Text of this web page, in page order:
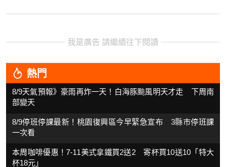
我是廣告 請繼續往下閱讀
熱門
8/9天氣預報》豪雨再炸一天！白海豚颱風明天才走 下周南
部變天
8/9停班停課最新！桃園復興區今早緊急宣布 3縣市停班課
一次看
本周咖啡優惠！7-11美式拿鐵買2送2 寄杯買10送10「特大
杯18元」